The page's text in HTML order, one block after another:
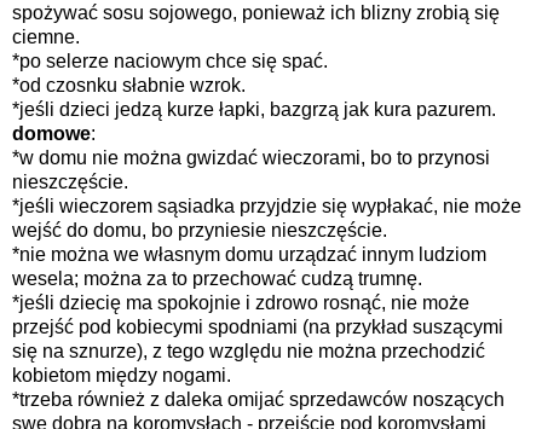
spożywać sosu sojowego, ponieważ ich blizny zrobią się
ciemne.
*po selerze naciowym chce się spać.
*od czosnku słabnie wzrok.
*jeśli dzieci jedzą kurze łapki, bazgrzą jak kura pazurem.
domowe:
*w domu nie można gwizdać wieczorami, bo to przynosi
nieszczęście.
*jeśli wieczorem sąsiadka przyjdzie się wypłakać, nie może
wejść do domu, bo przyniesie nieszczęście.
*nie można we własnym domu urządzać innym ludziom
wesela; można za to przechować cudzą trumnę.
*jeśli dziecię ma spokojnie i zdrowo rosnąć, nie może
przejść pod kobiecymi spodniami (na przykład suszącymi
się na sznurze), z tego względu nie można przechodzić
kobietom między nogami.
*trzeba również z daleka omijać sprzedawców noszących
swe dobra na koromysłach - przejście pod koromysłami